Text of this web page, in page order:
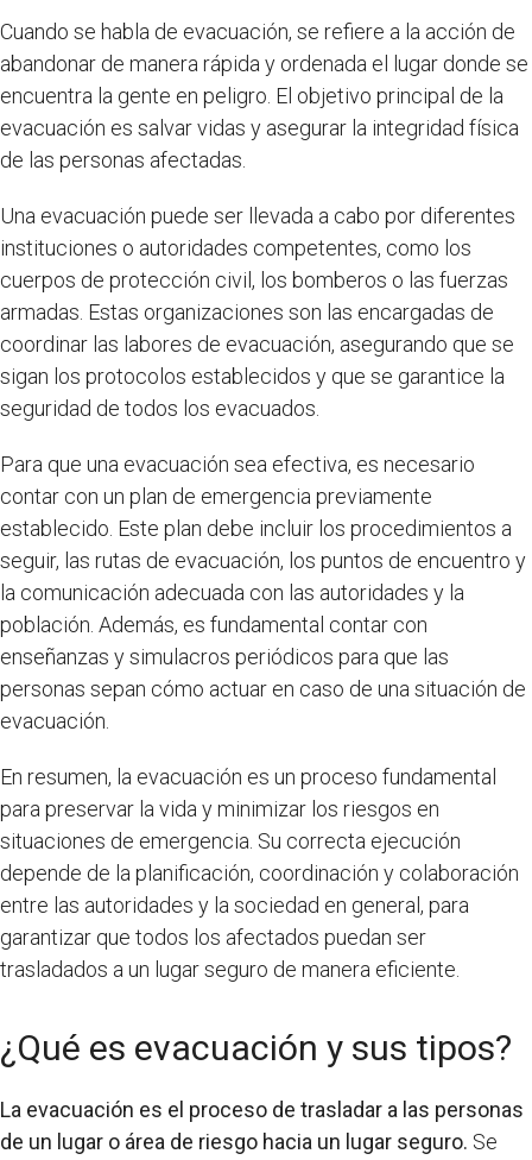
Cuando se habla de evacuación, se refiere a la acción de
abandonar de manera rápida y ordenada el lugar donde se
encuentra la gente en peligro. El objetivo principal de la
evacuación es salvar vidas y asegurar la integridad física
de las personas afectadas.
Una evacuación puede ser llevada a cabo por diferentes
instituciones o autoridades competentes, como los
cuerpos de protección civil, los bomberos o las fuerzas
armadas. Estas organizaciones son las encargadas de
coordinar las labores de evacuación, asegurando que se
sigan los protocolos establecidos y que se garantice la
seguridad de todos los evacuados.
Para que una evacuación sea efectiva, es necesario
contar con un plan de emergencia previamente
establecido. Este plan debe incluir los procedimientos a
seguir, las rutas de evacuación, los puntos de encuentro y
la comunicación adecuada con las autoridades y la
población. Además, es fundamental contar con
enseñanzas y simulacros periódicos para que las
personas sepan cómo actuar en caso de una situación de
evacuación.
En resumen, la evacuación es un proceso fundamental
para preservar la vida y minimizar los riesgos en
situaciones de emergencia. Su correcta ejecución
depende de la planificación, coordinación y colaboración
entre las autoridades y la sociedad en general, para
garantizar que todos los afectados puedan ser
trasladados a un lugar seguro de manera eficiente.
¿Qué es evacuación y sus tipos?
La evacuación es el proceso de trasladar a las personas
de un lugar o área de riesgo hacia un lugar seguro. Se